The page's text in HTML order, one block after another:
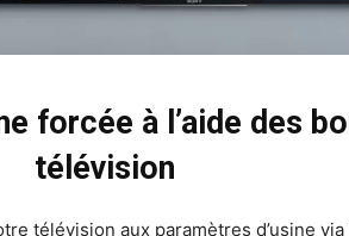
forcée à l’aide des
télévision
télévision aux paramètres d’usine